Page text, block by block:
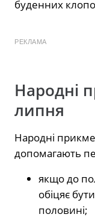
буденних
РЕКЛАМА
Народні
липня
Народні
допомагають
якщо до
обіцяє
половині;